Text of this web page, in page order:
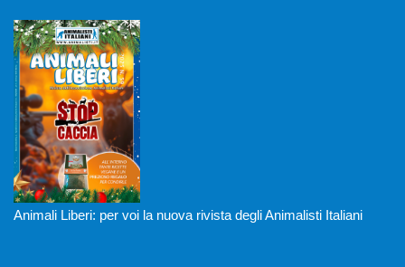
Animali Liberi: per voi la nuova rivista degli Animalisti Italiani